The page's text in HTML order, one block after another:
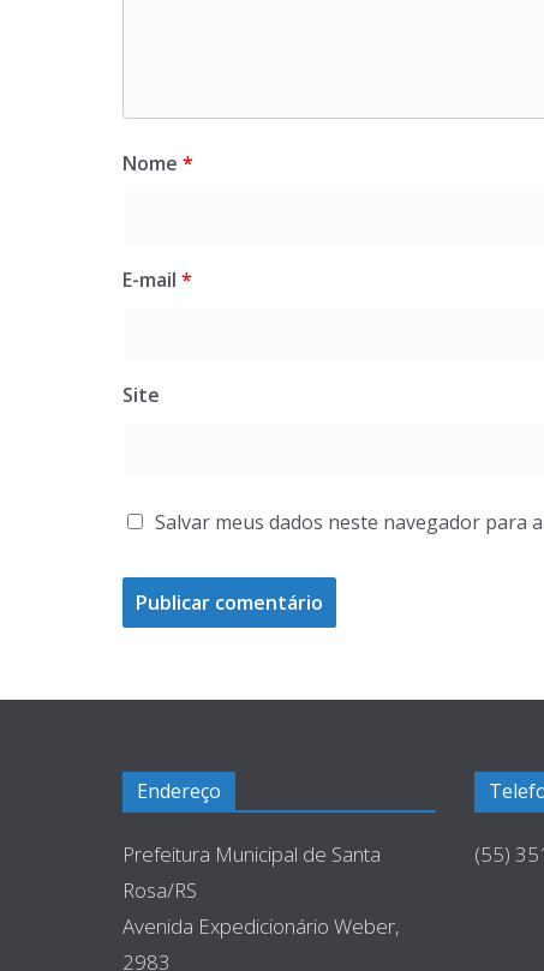
Nome *
E-mail *
Site
Salvar meus dados neste navegador para
Endereço
Prefeitura Municipal de Santa
Rosa/RS
Avenida Expedicionário Weber,
2983
(55)